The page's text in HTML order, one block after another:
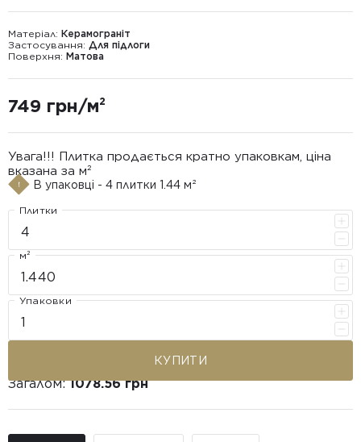
Матеріал: Керамограніт
Застосування: Для підлоги
Поверхня: Матова
749 грн/м²
Увага!!! Плитка продається кратно упаковкам, ціна
вказана за м²
В упаковці - 4 плитки 1.44 м²
Плитки
м²
Упаковки
КУПИТИ
Загалом:1078.56 грн